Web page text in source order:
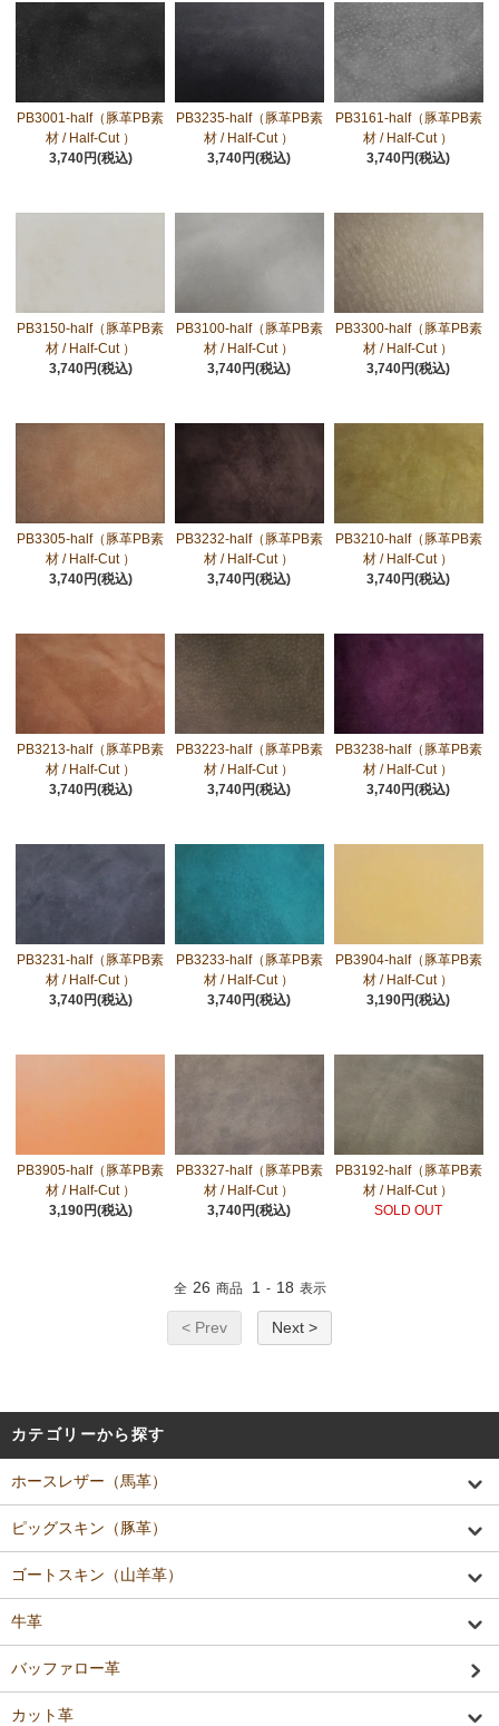
PB3001-half（豚革PB素
材 / Half-Cut ）
3,740円(税込)
PB3235-half（豚革PB素
材 / Half-Cut ）
3,740円(税込)
PB3161-half（豚革PB素
材 / Half-Cut ）
3,740円(税込)
PB3150-half（豚革PB素
材 / Half-Cut ）
3,740円(税込)
PB3100-half（豚革PB素
材 / Half-Cut ）
3,740円(税込)
PB3300-half（豚革PB素
材 / Half-Cut ）
3,740円(税込)
PB3305-half（豚革PB素
材 / Half-Cut ）
3,740円(税込)
PB3232-half（豚革PB素
材 / Half-Cut ）
3,740円(税込)
PB3210-half（豚革PB素
材 / Half-Cut ）
3,740円(税込)
PB3213-half（豚革PB素
材 / Half-Cut ）
3,740円(税込)
PB3223-half（豚革PB素
材 / Half-Cut ）
3,740円(税込)
PB3238-half（豚革PB素
材 / Half-Cut ）
3,740円(税込)
PB3231-half（豚革PB素
材 / Half-Cut ）
3,740円(税込)
PB3233-half（豚革PB素
材 / Half-Cut ）
3,740円(税込)
PB3904-half（豚革PB素
材 / Half-Cut ）
3,190円(税込)
PB3905-half（豚革PB素
材 / Half-Cut ）
3,190円(税込)
PB3327-half（豚革PB素
材 / Half-Cut ）
3,740円(税込)
PB3192-half（豚革PB素
材 / Half-Cut ）
SOLD OUT
全 26 商品 1 - 18 表示
< Prev Next >
カテゴリーから探す
ホースレザー（馬革）
ピッグスキン（豚革）
ゴートスキン（山羊革）
牛革
バッファロー革
カット革